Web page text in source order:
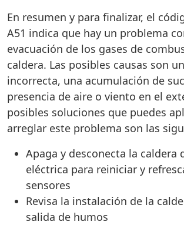
En resumen y para finalizar, el
A51 indica que hay un problema
evacuación de los gases de
caldera. Las posibles causas son
incorrecta, una acumulación de
presencia de aire o viento en el
posibles soluciones que puedes
arreglar este problema son las
Apaga y desconecta la caldera
eléctrica para reiniciar y
sensores
Revisa la instalación de la
salida de humos